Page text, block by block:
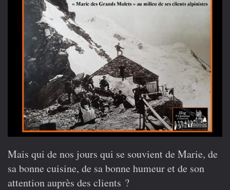
Mais qui de nos jours qui se souvient de Marie, de
sa bonne cuisine, de sa bonne humeur et de son
attention auprès des clients ?